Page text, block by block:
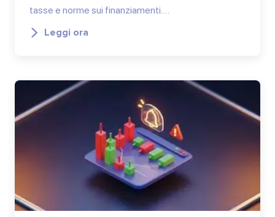
tasse e norme sui finanziamenti.…
Leggi ora